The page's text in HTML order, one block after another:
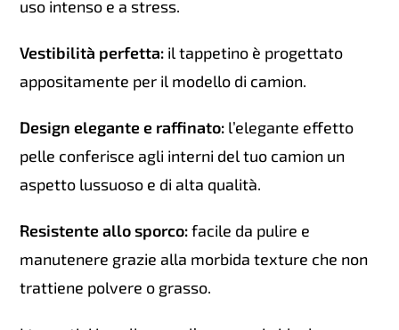
uso intenso e a stress.
Vestibilità perfetta: il tappetino è progettato
appositamente per il modello di camion.
Design elegante e raffinato: l’elegante effetto
pelle conferisce agli interni del tuo camion un
aspetto lussuoso e di alta qualità.
Resistente allo sporco:facile da pulire e
manutenere grazie alla morbida texture che non
trattiene polvere o grasso.